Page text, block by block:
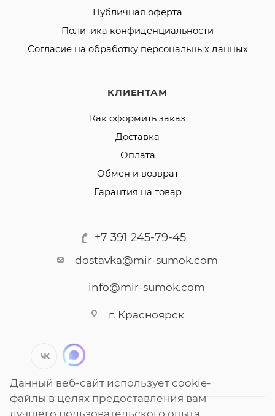
Публичная оферта
Политика конфиденциальности
Согласие на обработку персональных данных
КЛИЕНТАМ
Как оформить заказ
Доставка
Оплата
Обмен и возврат
Гарантия на товар
+7 391 245-79-45
dostavka@mir-sumok.com
info@mir-sumok.com
г. Красноярск
Данный веб-сайт использует cookie-
файлы в целях предоставления вам
лучшего пользовательского опыта